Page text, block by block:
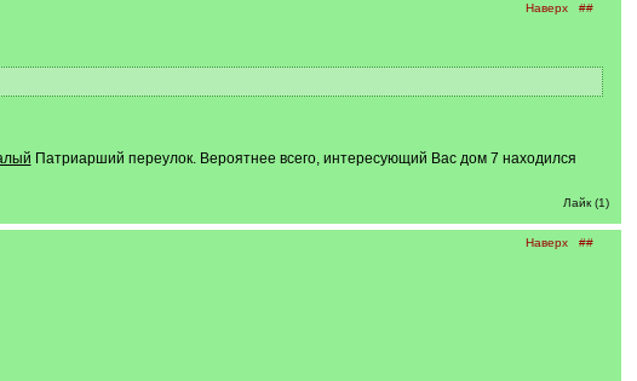
Наверх ##
Патриарший переулок. Вероятнее всего, интересующий Вас дом 7 находился
Лайк (1)
Наверх ##